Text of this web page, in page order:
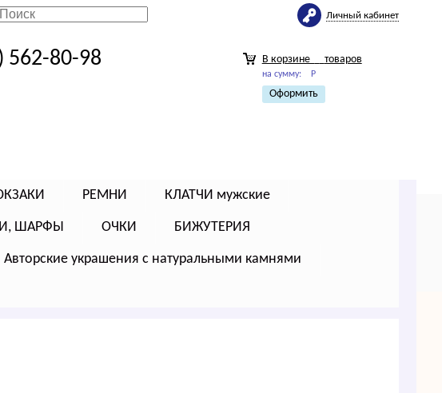
Личный кабинет
562-80-98 В корзине товаров
на сумму: Р
Оформить
РЕМНИ КЛАТЧИ мужские
ШАРФЫ ОЧКИ БИЖУТЕРИЯ
Авторские украшения с натуральными камнями